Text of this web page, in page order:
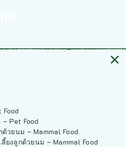
– Pet Food
วยนม – Mammal Food
ยงลูกด้วยนม – Mammal Food